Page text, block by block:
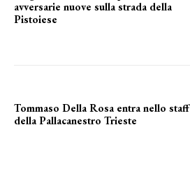
avversarie nuove sulla strada della
Pistoiese
Tommaso Della Rosa entra nello staff
della Pallacanestro Trieste